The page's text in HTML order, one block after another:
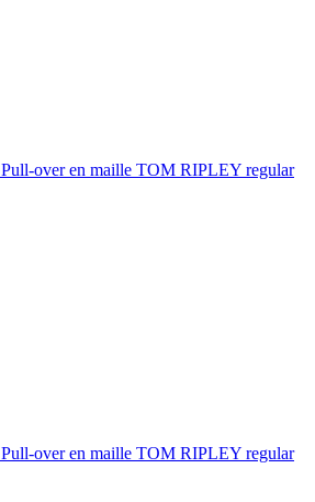
Pull-over en maille TOM RIPLEY regular
Pull-over en maille TOM RIPLEY regular